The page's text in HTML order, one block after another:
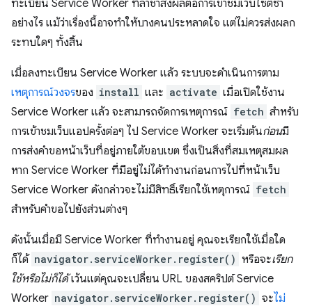
ทะเบียน Service Worker ที่ล่าช้าส่งผลต่อการเข้าชมเว็บไซต์ซ้ำ
อย่างไร แม้ว่าเรื่องนี้อาจทำให้บางคนประหลาดใจ แต่ไม่ควรส่งผลก
ระทบใดๆ ทั้งสิ้น
เมื่อลงทะเบียน Service Worker แล้ว ระบบจะดำเนินการตาม
เหตุการณ์วงจรของ install และ activate เมื่อเปิดใช้งาน
Service Worker แล้ว จะสามารถจัดการเหตุการณ์ fetch สำหรับ
การเข้าชมเว็บแอปครั้งต่อๆ ไป Service Worker จะเริ่มต้นก่อนมี
การส่งคำขอหน้าเว็บที่อยู่ภายใต้ขอบเขต ซึ่งเป็นสิ่งที่สมเหตุสมผล
หาก Service Worker ที่มีอยู่ไม่ได้ทํางานก่อนการไปที่หน้าเว็บ
Service Worker ดังกล่าวจะไม่มีสิทธิ์เรียกใช้เหตุการณ์ fetch
สําหรับคําขอไปยังส่วนต่างๆ
ดังนั้นเมื่อมี Service Worker ที่ทำงานอยู่ คุณจะเรียกใช้เมื่อใด
ก็ได้ navigator.serviceWorker.register() หรือจะเรียก
ใช้หรือไม่ก็ได้เว้นแต่คุณจะเปลี่ยน URL ของสคริปต์ Service
Worker navigator.serviceWorker.register() จะไม่